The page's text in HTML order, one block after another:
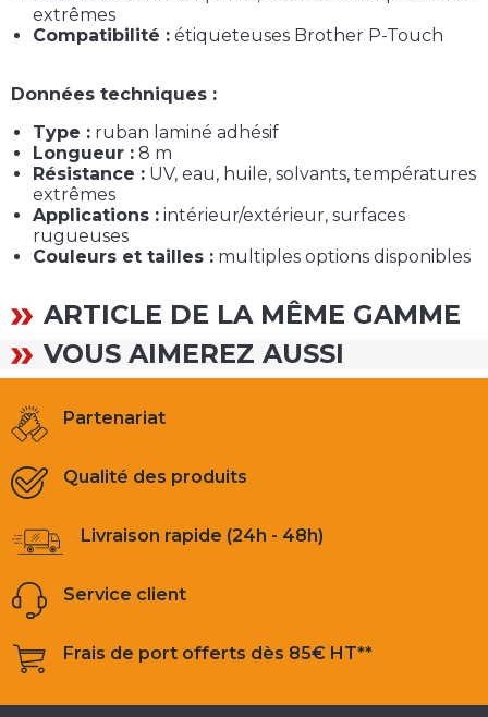
extrêmes
Compatibilité : étiqueteuses Brother P-Touch
Données techniques :
Type : ruban laminé adhésif
Longueur : 8 m
Résistance : UV, eau, huile, solvants, températures
extrêmes
Applications : intérieur/extérieur, surfaces
rugueuses
Couleurs et tailles : multiples options disponibles
ARTICLE DE LA MÊME GAMME
VOUS AIMEREZ AUSSI
Partenariat
Qualité des produits
Livraison rapide (24h - 48h)
Service client
Frais de port offerts dès 85€ HT**